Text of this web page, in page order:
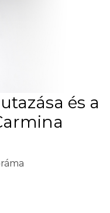
és a